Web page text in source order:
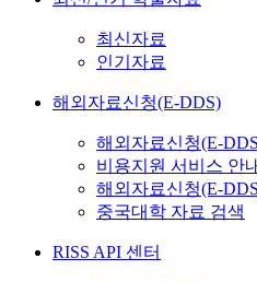
최신자료
인기자료
해외자료신청(E-DDS)
해외자료신청(E-
비용지원 서비스 안
해외자료신청(E-
중국대학 자료 검색
RISS API 센터